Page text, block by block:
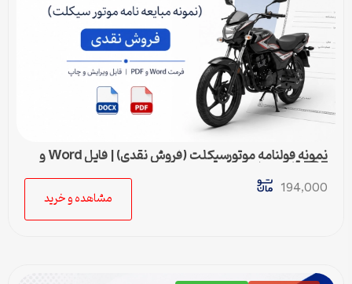
نمونه قولنامه موتورسیکلت (فروش نقدی) | فایل Word و
PDF قابل ویرایش
194,000
مشاهده و خرید